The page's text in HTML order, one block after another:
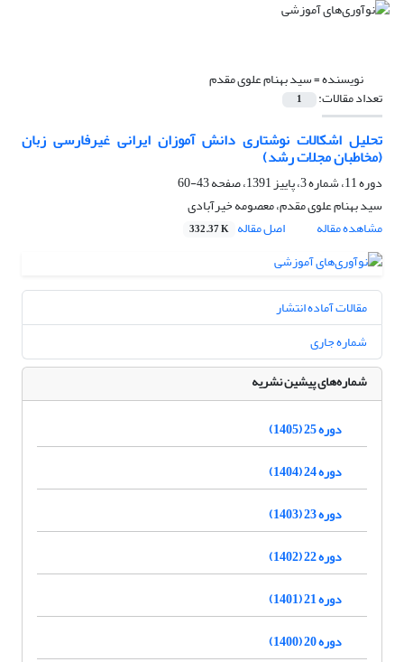
نویسنده =سید بهنام علوی مقدم
تعداد مقالات: 1
تحلیل اشکالات نوشتاری دانش آموزان ایرانی غیرفارسی زبان
(مخاطبان مجلات رشد)
دوره 11، شماره 3، پاییز 1391، صفحه
43-60
سید بهنام علوی مقدم، معصومه خیرآبادی
مشاهده مقاله
اصل مقاله 332.37 K
مقالات آماده انتشار
شماره جاری
شماره‌های پیشین نشریه
دوره 25 (1405)
دوره 24 (1404)
دوره 23 (1403)
دوره 22 (1402)
دوره 21 (1401)
دوره 20 (1400)